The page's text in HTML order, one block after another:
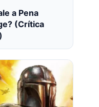
a Pena
(Crítica